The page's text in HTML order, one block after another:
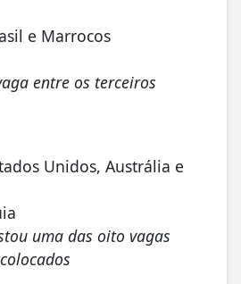
e Marrocos
entre os terceiros
Unidos, Austrália e
uma das oito vagas